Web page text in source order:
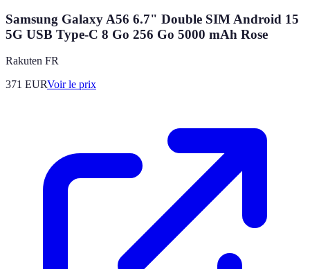
Samsung Galaxy A56 6.7" Double SIM Android 15
5G USB Type-C 8 Go 256 Go 5000 mAh Rose
Rakuten FR
371 EURVoir le prix